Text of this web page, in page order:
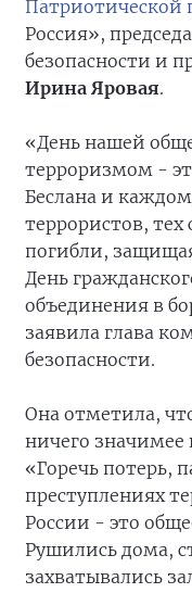
Россия»,
безопасности и
Ирина Яровая.
«День нашей
терроризмом -
Беслана и
террористов,
погибли,
День
объединения в
заявила глава
безопасности.
Она отметила,
ничего
«Горечь потерь,
преступлениях
России - это
Рушились дома,
захватывались